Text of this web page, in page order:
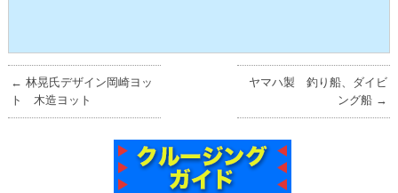
← 林晃氏デザイン岡崎ヨッ
ト 木造ヨット
ヤマハ製 釣り船、ダイビ
ング船 →